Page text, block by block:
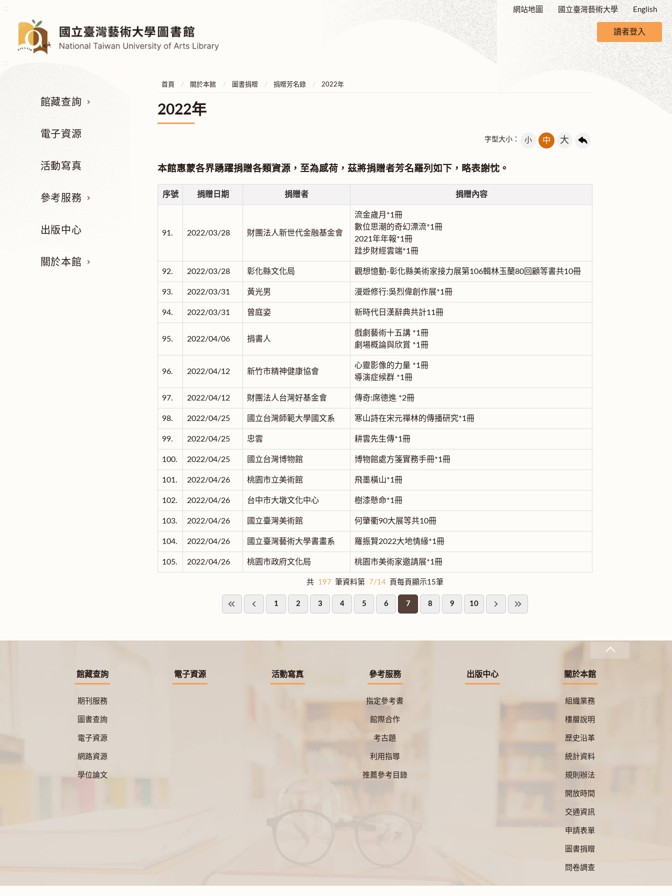
網站地圖 國立臺灣藝術大學 English
讀者登入
館藏查詢
電子資源
活動寫真
參考服務
出版中心
關於本館
首頁 關於本館 圖書捐贈 捐贈芳名錄 2022年
2022年
字型大小： 小 中 大
本館惠蒙各界踴躍捐贈各類資源，至為感荷，茲將捐贈者芳名羅列如下，略表謝忱。
序號 捐贈日期 捐贈者 捐贈內容
91. 2022/03/28 財團法人新世代金融基金會
流金歲月*1冊
數位思潮的奇幻漂流*1冊
2021年年報*1冊
跬步財經雲端*1冊
92. 2022/03/28 彰化縣文化局 觀想憶動-彰化縣美術家接力展第106輯林玉蘭80回顧等書共10冊
93. 2022/03/31 黃光男 漫遊修行:吳烈偉創作展*1冊
94. 2022/03/31 曾庭姿 新時代日漢辭典共計11冊
95. 2022/04/06 捐書人
戲劇藝術十五講 *1冊
劇場概論與欣賞 *1冊
96. 2022/04/12 新竹市精神健康協會
心靈影像的力量 *1冊
導演症候群 *1冊
97. 2022/04/12 財團法人台灣好基金會 傳奇:席德進 *2冊
98. 2022/04/25 國立台灣師範大學國文系 寒山詩在宋元禪林的傳播研究*1冊
99. 2022/04/25 忠雲 耕雲先生傳*1冊
100. 2022/04/25 國立台灣博物館 博物館處方箋實務手冊*1冊
101. 2022/04/26 桃園市立美術館 飛墨橫山*1冊
102. 2022/04/26 台中市大墩文化中心 樹漆懸命*1冊
103. 2022/04/26 國立臺灣美術館 何肇衢90大展等共10冊
104. 2022/04/26 國立臺灣藝術大學書畫系 羅振賢2022大地情緣*1冊
105. 2022/04/26 桃園市政府文化局 桃園市美術家邀請展*1冊
共 197 筆資料第 7/14 頁每頁顯示15筆
1 2 3 4 5 6 7 8 9 10
館藏查詢
期刊服務
圖書查詢
電子資源
網路資源
學位論文
電子資源 活動寫真 參考服務
指定參考書
館際合作
考古題
利用指導
推薦參考目錄
出版中心 關於本館
組織業務
樓層說明
歷史沿革
統計資料
規則辦法
開放時間
交通資訊
申請表單
圖書捐贈
問卷調查